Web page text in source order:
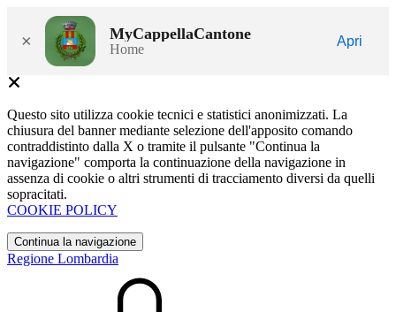
× MyCappellaCantone
Home
Apri
Questo sito utilizza cookie tecnici e statistici anonimizzati. La
chiusura del banner mediante selezione dell'apposito comando
contraddistinto dalla X o tramite il pulsante "Continua la
navigazione" comporta la continuazione della navigazione in
assenza di cookie o altri strumenti di tracciamento diversi da quelli
sopracitati.
COOKIE POLICY
Continua la navigazione
Regione Lombardia